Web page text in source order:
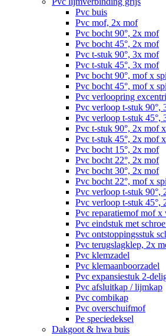
Pvc buis
Pvc mof, 2x mof
Pvc bocht 90°, 2x mof
Pvc bocht 45°, 2x mof
Pvc t-stuk 90°, 3x mof
Pvc t-stuk 45°, 3x mof
Pvc bocht 90°, mof x
Pvc bocht 45°, mof x
Pvc verloopring
Pvc verloop t-stuk 90°,
Pvc verloop t-stuk 45°,
Pvc t-stuk 90°, 2x mof
Pvc t-stuk 45°, 2x mof
Pvc bocht 15°, 2x mof
Pvc bocht 22°, 2x mof
Pvc bocht 30°, 2x mof
Pvc bocht 22°, mof x
Pvc verloop t-stuk 90°,
Pvc verloop t-stuk 45°,
Pvc reparatiemof mof x
Pvc eindstuk met
Pvc ontstoppingsstuk
Pvc terugslagklep, 2x
Pvc klemzadel
Pvc klemaanboorzadel
Pvc expansiestuk 2-
Pvc afsluitkap / lijmkap
Pvc combikap
Pvc overschuifmof
Pe speciedeksel
Dakgoot & hwa buis